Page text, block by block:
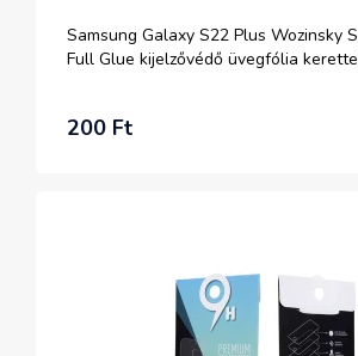
Samsung Galaxy S22 Plus Wozinsky
Full Glue kijelzővédő üvegfólia
200 Ft